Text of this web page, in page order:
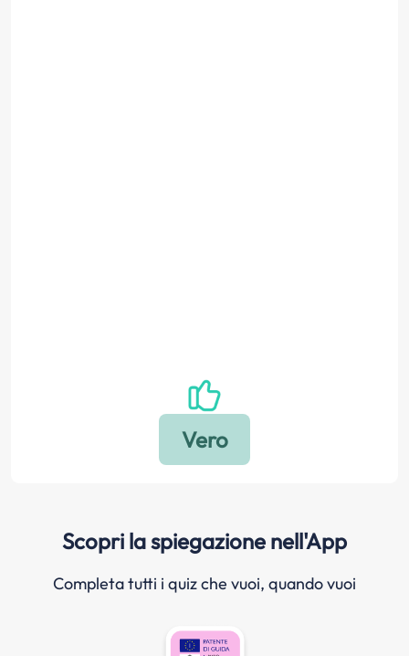
Scopri la spiegazione nell'App
Completa tutti i quiz che vuoi, quando vuoi